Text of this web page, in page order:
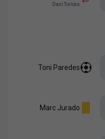
Dani Torices
Toni Paredes
Marc Jurado